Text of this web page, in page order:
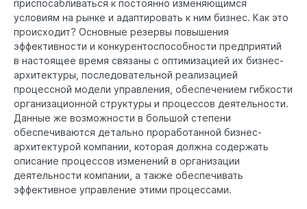
приспосабливаться к постоянно изменяющимся
условиям на рынке и адаптировать к ним бизнес. Как это
происходит? Основные резервы повышения
эффективности и конкурентоспособности предприятий
в настоящее время связаны с оптимизацией их бизнес-
архитектуры, последовательной реализацией
процессной модели управления, обеспечением гибкости
организационной структуры и процессов деятельности.
Данные же возможности в большой степени
обеспечиваются детально проработанной бизнес-
архитектурой компании, которая должна содержать
описание процессов изменений в организации
деятельности компании, а также обеспечивать
эффективное управление этими процессами.